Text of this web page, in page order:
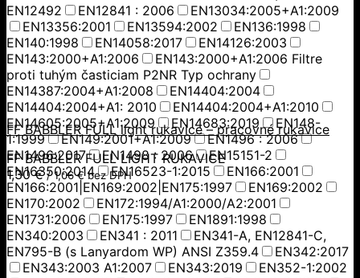
EN12492
EN12841 : 2006
EN13034:2005+A1:2009
EN13356:2001
EN13594:2002
EN136:1998
EN140:1998
EN14058:2017
EN14126:2003
EN143:2000+A1:2006
EN143:2000+A1:2006 Filtre
proti tuhým časticiam P2NR Typ ochrany
EN14387:2004+A1:2008
EN14404:2004
EN14404:2004+A1: 2010
EN14404:2004+A1:2010
EN14605:2005+A1:2009
EN14683:2019
EN148-
1:1999
EN149:2001+A1:2009
EN1496 : 2006
EN1496:2017
EN1498 : 2006
EN15151-2
EN16350:2014
EN16523-1:2015
EN166:2001
EN166:2001|EN169:2002|EN175:1997
EN169:2002
EN170:2002
EN172:1994/A1:2000/A2:2001
EN1731:2006
EN175:1997
EN1891:1998
EN340:2003
EN341 : 2011
EN341-A, EN12841-C,
EN795-B (s Lanyardom WP) ANSI Z359.4
EN342:2017
EN343:2003 A1:2007
EN343:2019
EN352-1:2002
FF BABBLER FULL light rukavice – pracovné rukavice
FF BABBLER FULL LIGHT RUKAVICE
1,30€/1,06€bez DPH